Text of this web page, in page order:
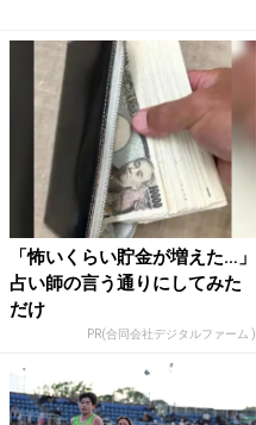
「怖いくらい貯金が増えた…」
占い師の言う通りにしてみた
だけ
PR(合同会社デジタルファーム )